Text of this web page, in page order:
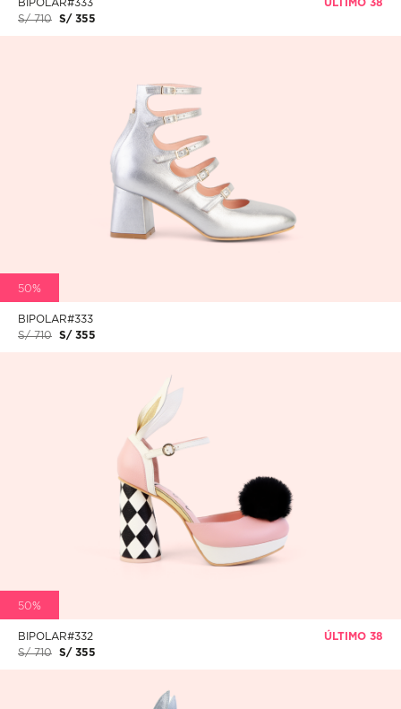
BIPOLAR#333
S/ 710
S/ 355
ÚLTIMO 38
50%
BIPOLAR#333
S/ 710
S/ 355
50%
BIPOLAR#332
S/ 710
S/ 355
ÚLTIMO 38